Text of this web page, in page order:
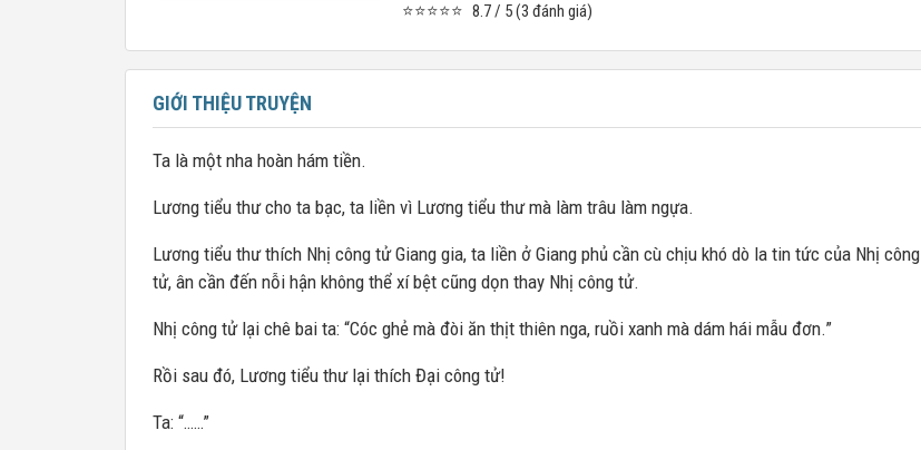
⭐⭐⭐⭐⭐ 8.7 / 5 (3 đánh giá)
GIỚI THIỆU TRUYỆN
Ta là một nha hoàn hám tiền.
Lương tiểu thư cho ta bạc, ta liền vì Lương tiểu thư mà làm trâu làm ngựa.
Lương tiểu thư thích Nhị công tử Giang gia, ta liền ở Giang phủ cần cù chịu khó dò la tin tức của Nhị công
tử, ân cần đến nỗi hận không thể xí bệt cũng dọn thay Nhị công tử.
Nhị công tử lại chê bai ta: “Cóc ghẻ mà đòi ăn thịt thiên nga, ruồi xanh mà dám hái mẫu đơn.”
Rồi sau đó, Lương tiểu thư lại thích Đại công tử!
Ta: “……”